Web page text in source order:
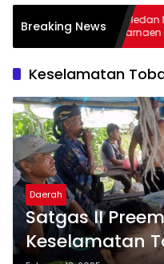
Breaking News
Medan Makmur Dipersoalkan,
Minta Pemko Medan
Desil
Keselamatan
Daerah
Satgas II
Keselamatan